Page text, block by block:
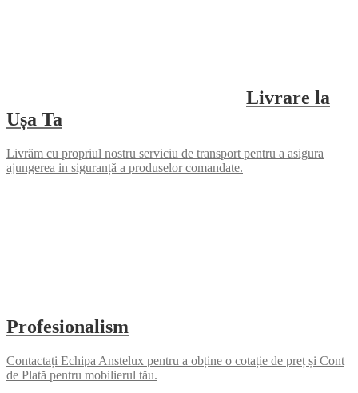
Livrare la
Ușa Ta
Livrăm cu propriul nostru serviciu de transport pentru a asigura
ajungerea in siguranță a produselor comandate.
Profesionalism
Contactați Echipa Anstelux pentru a obține o cotație de preț și Cont
de Plată pentru mobilierul tău.